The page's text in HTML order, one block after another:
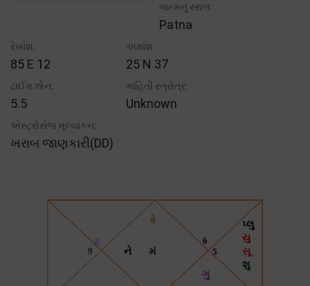
જન્મનું સ્થળ:
Patna
રેખાંશ:
85 E 12
અક્ષાંશ:
25 N 37
ટાઈમઝોન:
5.5
માહિતી સ્ત્રોત્ર:
Unknown
એસ્ટ્રોસેજ મૂલ્યાંકન:
ખરાબ જાણકારી(DD)